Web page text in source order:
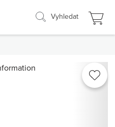
Vyhledat